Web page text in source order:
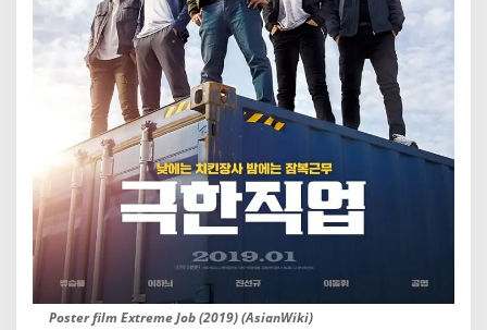
Poster film Extreme Job (2019) (AsianWiki)